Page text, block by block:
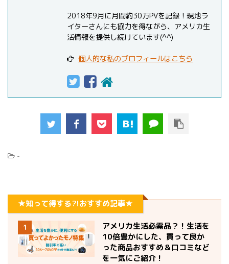
2018年9月に月間約30万PVを記録！現地ラ
イターさんにも協力を得ながら、アメリカ生
活情報を提供し続けています(^^)
個人的な私のプロフィールはこちら
-
★知って得する?!おすすめ記事★
1
アメリカ生活必需品？！生活を
10倍豊かにした、買って良か
った商品おすすめ＆口コミなど
を一気にご紹介！